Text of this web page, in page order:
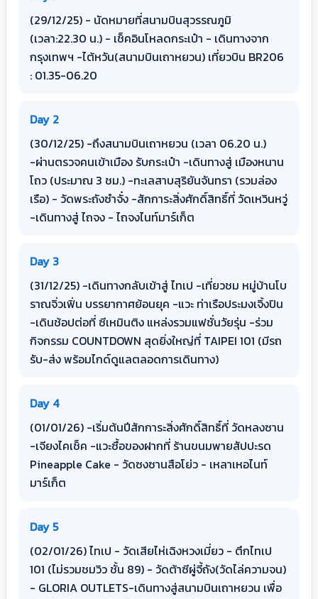
(29/12/25) - นัดหมายที่สนามบินสุวรรณภูมิ
(เวลา:22.30 น.) - เช็คอินโหลดกระเป๋า - เดินทางจาก
กรุงเทพฯ -ไต้หวัน(สนามบินเถาหยวน) เที่ยวบิน BR206
: 01.35-06.20
Day 2
(30/12/25) -ถึงสนามบินเถาหยวน (เวลา 06.20 น.)
-ผ่านตรวจคนเข้าเมือง รับกระเป๋า -เดินทางสู่ เมืองหนาน
โถว (ประมาณ 3 ชม.) -ทะเลสาบสุริยันจันทรา (รวมล่อง
เรือ) - วัดพระถังซำจั๋ง -สักการะสิ่งศักดิ์สิทธิ์ที่ วัดเหวินหวู่
-เดินทางสู่ ไถจง - ไถจงไนท์มาร์เก็ต
Day 3
(31/12/25) -เดินทางกลับเข้าสู่ ไทเป -เที่ยวชม หมู่บ้านโบ
ราณจิ่วเฟิ่น บรรยากาศย้อนยุค -แวะ ท่าเรือประมงเจิ้งปิน
-เดินช้อปต่อที่ ซีเหมินติง แหล่งรวมแฟชั่นวัยรุ่น -ร่วม
กิจกรรม COUNTDOWN สุดยิ่งใหญ่ที่ TAIPEI 101 (มีรถ
รับ-ส่ง พร้อมไกด์ดูแลตลอดการเดินทาง)
Day 4
(01/01/26) -เริ่มต้นปีสักการะสิ่งศักดิ์สิทธิ์ที่ วัดหลงซาน
-เจียงไคเช็ค -แวะซื้อของฝากที่ ร้านขนมพายสัปปะรด
Pineapple Cake - วัดซงซานสือโย่ว - เหลาเหอไนท์
มาร์เก็ต
Day 5
(02/01/26) ไทเป - วัดเสียไห่เฉิงหวงเมี่ยว - ตึกไทเป
101 (ไม่รวมชมวิว ชั้น 89) - วัดต้าซีผู่จี้ถัง(วัดไล่ความจน)
- GLORIA OUTLETS-เดินทางสู่สนามบินเถาหยวน เพื่อ